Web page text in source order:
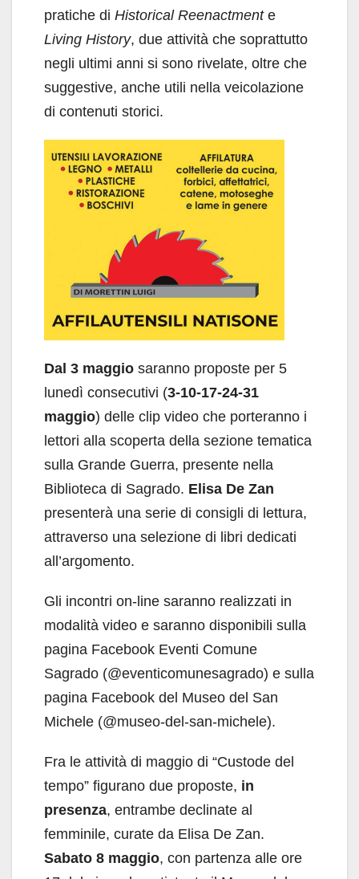
pratiche di Historical Reenactmente
Living History, due attività che soprattutto
negli ultimi anni si sono rivelate, oltre che
suggestive, anche utili nella veicolazione
di contenuti storici.
Dal 3 maggio saranno proposte per 5
lunedì consecutivi (3-10-17-24-31
maggio) delle clip video che porteranno i
lettori alla scoperta della sezione tematica
sulla Grande Guerra, presente nella
Biblioteca di Sagrado. Elisa De Zan
presenterà una serie di consigli di lettura,
attraverso una selezione di libri dedicati
all’argomento.
Gli incontri on-line saranno realizzati in
modalità video e saranno disponibili sulla
pagina Facebook Eventi Comune
Sagrado (@eventicomunesagrado) e sulla
pagina Facebook del Museo del San
Michele (@museo-del-san-michele).
Fra le attività di maggio di “Custode del
tempo” figurano due proposte, in
presenza, entrambe declinate al
femminile, curate da Elisa De Zan.
Sabato 8 maggio, con partenza alle ore